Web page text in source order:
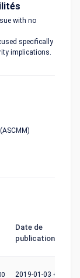
with no
specifically
implications.
Date de
publication
2019-01-03 +00:00